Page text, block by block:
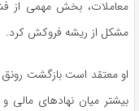
معاملات، بخش مهمی از
مشکل از ریشه فروکش کرد.
او معتقد است بازگشت رونق
بیشتر میان نهاد‌های مالی